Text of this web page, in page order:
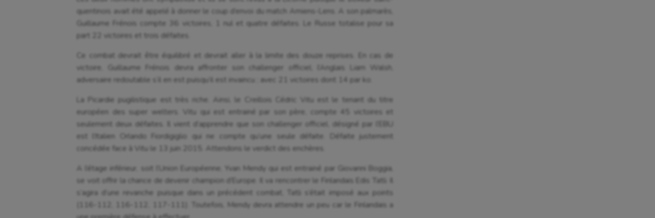
quentinois avait été appelé à donner le coup d’envoi du match Amiens-Lens. A son palmarès,
Guillaume Frénois compte 36 victoires, 1 nul et quatre défaites. Le Russe totalise pour sa
part 22 victoires et trois défaites.
Ce combat devrait être équilibré et devrait aller à la limite des douze reprises. En cas de
victoire, Guillaume Frénois devra affronter son challenger officiel, l’Anglais Liam Walsh,
adversaire redoutable s‘il en est puisqu’il est invaincu ; avec 21 victoires dont 14 par ko.
La Picardie pugilistique est très riche. Ainsi, le Creillois Cédric Vitu est le tenant du titre
européen des super welters. Vitu qui est entrainé par son père, compte 45 victoires et
seulement deux défaites. Il vient d’apprendre que son challenger officiel, désigné par l’EBU
est l’Italien Orlando Fiordigiglio qui ne compte qu’une seule défaite. Défaite justement
concédée face à Vitu le 13 juin 2015. Attendons le verdict des enchères.
A l’étage inférieur, soit l’Union Européenne, Yvan Mendy qui est entrainé par Giovanni Boggia,
se voit offrir la chance de devenir champion d’Europe. Il va rencontrer le Finlandais Edis Tatli. Il
s’agira d’une revanche puisque dans un précédent combat, Tatli s’était imposé aux points
(116-112, 116-112, 117-111). Toutefois, Mendy devra attendre un peu car le Finlandais a